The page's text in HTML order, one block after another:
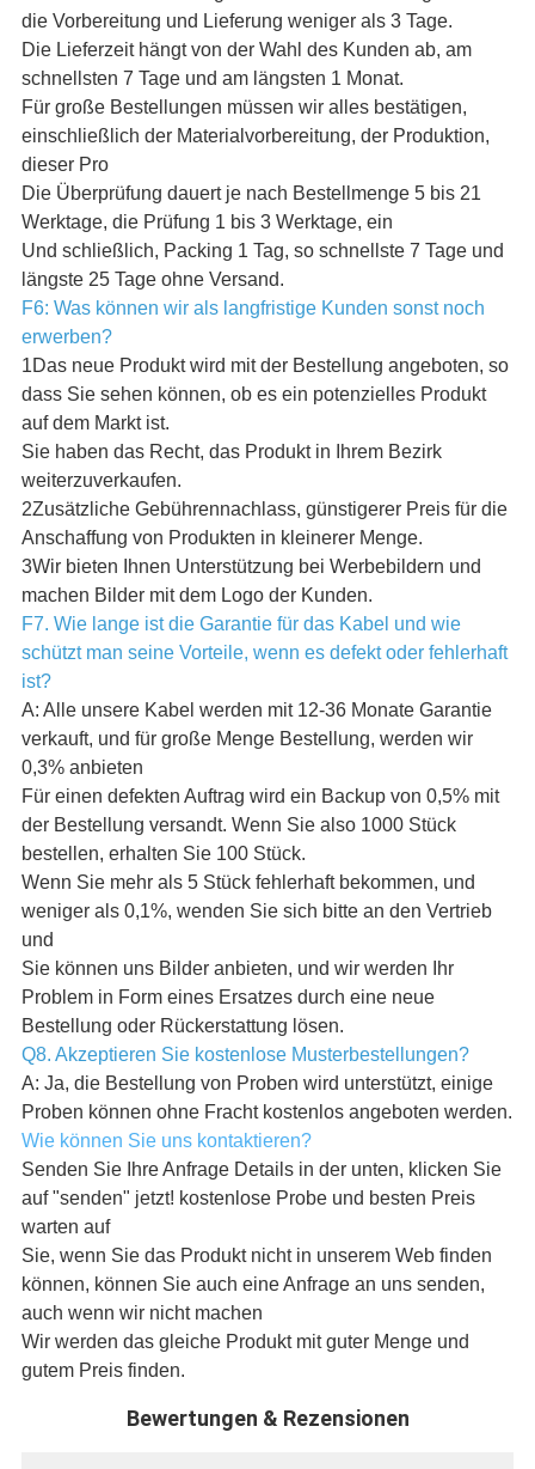
die Vorbereitung und Lieferung weniger als 3 Tage.
Die Lieferzeit hängt von der Wahl des Kunden ab, am
schnellsten 7 Tage und am längsten 1 Monat.
Für große Bestellungen müssen wir alles bestätigen,
einschließlich der Materialvorbereitung, der Produktion,
dieser Pro
Die Überprüfung dauert je nach Bestellmenge 5 bis 21
Werktage, die Prüfung 1 bis 3 Werktage, ein
Und schließlich, Packing 1 Tag, so schnellste 7 Tage und
längste 25 Tage ohne Versand.
F6: Was können wir als langfristige Kunden sonst noch
erwerben?
1Das neue Produkt wird mit der Bestellung angeboten, so
dass Sie sehen können, ob es ein potenzielles Produkt
auf dem Markt ist.
Sie haben das Recht, das Produkt in Ihrem Bezirk
weiterzuverkaufen.
2Zusätzliche Gebührennachlass, günstigerer Preis für die
Anschaffung von Produkten in kleinerer Menge.
3Wir bieten Ihnen Unterstützung bei Werbebildern und
machen Bilder mit dem Logo der Kunden.
F7. Wie lange ist die Garantie für das Kabel und wie
schützt man seine Vorteile, wenn es defekt oder fehlerhaft
ist?
A: Alle unsere Kabel werden mit 12-36 Monate Garantie
verkauft, und für große Menge Bestellung, werden wir
0,3% anbieten
Für einen defekten Auftrag wird ein Backup von 0,5% mit
der Bestellung versandt. Wenn Sie also 1000 Stück
bestellen, erhalten Sie 100 Stück.
Wenn Sie mehr als 5 Stück fehlerhaft bekommen, und
weniger als 0,1%, wenden Sie sich bitte an den Vertrieb
und
Sie können uns Bilder anbieten, und wir werden Ihr
Problem in Form eines Ersatzes durch eine neue
Bestellung oder Rückerstattung lösen.
Q8. Akzeptieren Sie kostenlose Musterbestellungen?
A: Ja, die Bestellung von Proben wird unterstützt, einige
Proben können ohne Fracht kostenlos angeboten werden.
Wie können Sie uns kontaktieren?
Senden Sie Ihre Anfrage Details in der unten, klicken Sie
auf "senden" jetzt! kostenlose Probe und besten Preis
warten auf
Sie, wenn Sie das Produkt nicht in unserem Web finden
können, können Sie auch eine Anfrage an uns senden,
auch wenn wir nicht machen
Wir werden das gleiche Produkt mit guter Menge und
gutem Preis finden.
Bewertungen & Rezensionen